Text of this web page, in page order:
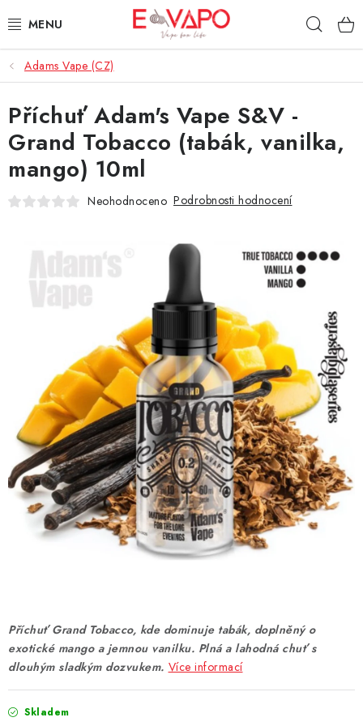
na
3D TISK
TIPY ZA DOBROU CENU
AROMATA A PŘÍCHUTĚ
BÁZE
E-CIGARETY
DÁRKOVÉ VOUCHERY
ATOMIZÉRY A CARTRIDGE
DIY
BATERIE A NABÍJEČKY
GRIPY & MODY
PŘÍSLUŠENSTVÍ
Adams Vape (CZ)
Příchuť Grand Tobacco, kde dominuje tabák, doplněný o
exotické mango a jemnou vanilku. Plná a lahodná chuť s
dlouhým sladkým dozvukem. Více informací
Skladem
Příchuť Adam's Vape S&V -
Grand Tobacco (tabák, vanilka,
mango) 10ml
Neohodnoceno Podrobnosti hodnocení